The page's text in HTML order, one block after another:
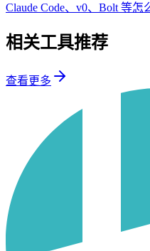
Claude Code、v0、Bolt 等怎
相关工具推荐
查看更多